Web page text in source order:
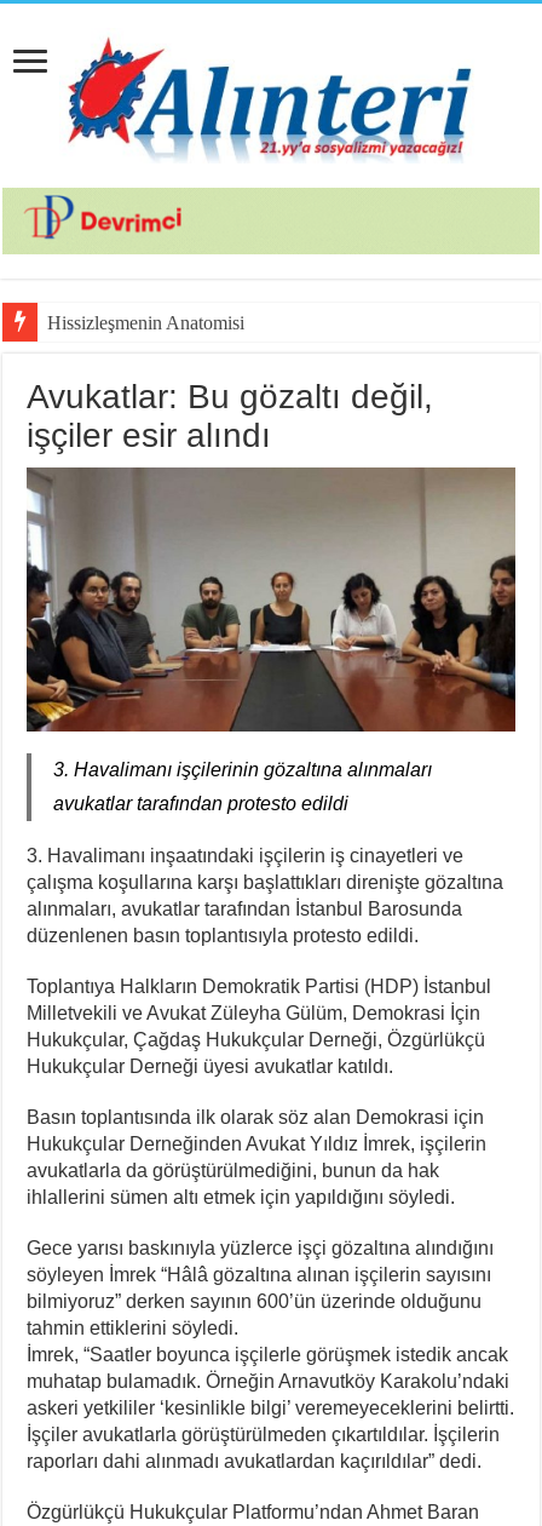
Hissizleşmenin Anatomisi
Avukatlar: Bu gözaltı değil,
işçiler esir alındı
3. Havalimanı işçilerinin gözaltına alınmaları
avukatlar tarafından protesto edildi
3. Havalimanı inşaatındaki işçilerin iş cinayetleri ve
çalışma koşullarına karşı başlattıkları direnişte gözaltına
alınmaları, avukatlar tarafından İstanbul Barosunda
düzenlenen basın toplantısıyla protesto edildi.
Toplantıya Halkların Demokratik Partisi (HDP) İstanbul
Milletvekili ve Avukat Züleyha Gülüm, Demokrasi İçin
Hukukçular, Çağdaş Hukukçular Derneği, Özgürlükçü
Hukukçular Derneği üyesi avukatlar katıldı.
Basın toplantısında ilk olarak söz alan Demokrasi için
Hukukçular Derneğinden Avukat Yıldız İmrek, işçilerin
avukatlarla da görüştürülmediğini, bunun da hak
ihlallerini sümen altı etmek için yapıldığını söyledi.
Gece yarısı baskınıyla yüzlerce işçi gözaltına alındığını
söyleyen İmrek “Hâlâ gözaltına alınan işçilerin sayısını
bilmiyoruz” derken sayının 600’ün üzerinde olduğunu
tahmin ettiklerini söyledi.
İmrek, “Saatler boyunca işçilerle görüşmek istedik ancak
muhatap bulamadık. Örneğin Arnavutköy Karakolu’ndaki
askeri yetkililer ‘kesinlikle bilgi’ veremeyeceklerini belirtti.
İşçiler avukatlarla görüştürülmeden çıkartıldılar. İşçilerin
raporları dahi alınmadı avukatlardan kaçırıldılar” dedi.
Özgürlükçü Hukukçular Platformu’ndan Ahmet Baran